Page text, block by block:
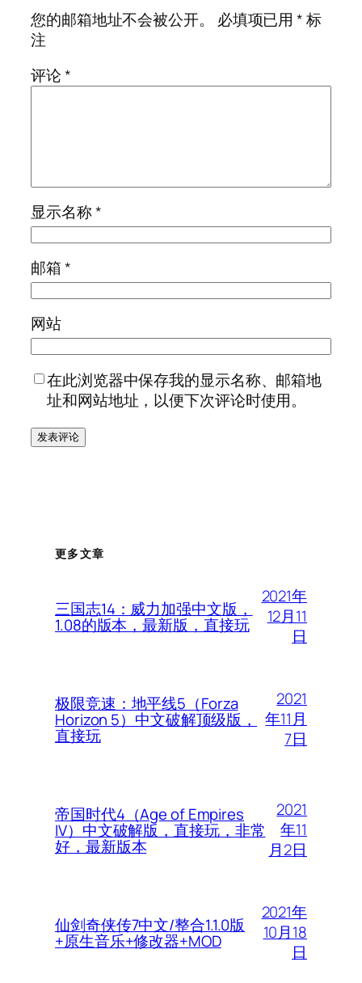
您的邮箱地址不会被公开。
必填项已用*标
注
评论*
显示名称*
邮箱*
网站
在此浏览器中保存我的显示名称、邮箱地
址和网站地址，以便下次评论时使用。
更多文章
三国志14：威力加强中文版，
1.08的版本，最新版，直接玩
2021年
12月11
日
极限竞速：地平线5（Forza
Horizon 5）中文破解顶级版，
直接玩
2021
年11月
7日
帝国时代4（Age of Empires
IV）中文破解版，直接玩，非常
好，最新版本
2021
年11
月2日
仙剑奇侠传7中文/整合1.1.0版
+原生音乐+修改器+MOD
2021年
10月18
日